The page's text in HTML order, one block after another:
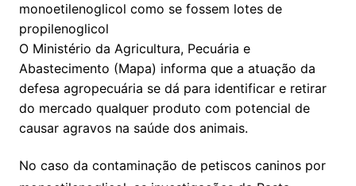
monoetilenoglicol como se fossem lotes de
propilenoglicol
O Ministério da Agricultura, Pecuária e
Abastecimento (Mapa) informa que a atuação da
defesa agropecuária se dá para identificar e retirar
do mercado qualquer produto com potencial de
causar agravos na saúde dos animais.
No caso da contaminação de petiscos caninos por